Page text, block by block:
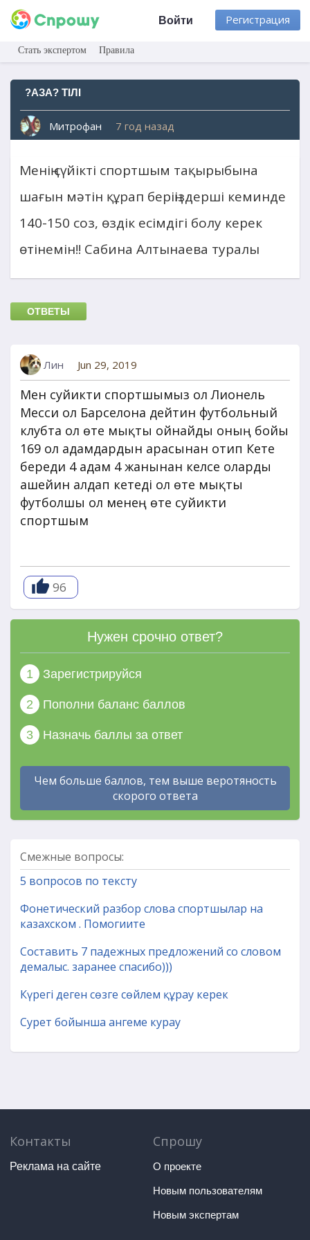
Регистрация
Войти
Стать экспертом Правила
?АЗА? ТIЛI
Митрофан 7 год назад
Менің сүйікті спортшым тақырыбына
шағын мәтін құрап беріңіздерші кеминде
140-150 соз, өздік есімдігі болу керек
өтінемін!! Сабина Алтынаева туралы
ОТВЕТЫ
Лин Jun 29, 2019
Мен суйикти спортшымыз ол Лионель
Месси ол Барселона дейтин футбольный
клубта ол өте мықты ойнайды оның бойы
169 ол адамдардын арасынан отип Кете
береди 4 адам 4 жанынан келсе оларды
ашейин алдап кетеді ол өте мықты
футболшы ол менең өте суйикти
спортшым
96
Нужен срочно ответ?
1 Зарегистрируйся
2 Пополни баланс баллов
3 Назначь баллы за ответ
Чем больше баллов, тем выше веротяность
скорого ответа
Смежные вопросы:
5 вопросов по тексту
Фонетический разбор слова спортшылар на
казахском . Помогиите
Составить 7 падежных предложений со словом
демалыс. заранее спасибо)))
Күрегі деген сөзге сөйлем құрау керек
Сурет бойынша ангеме курау
Контакты
Реклама на сайте
Спрошу
О проекте
Новым пользователям
Новым экспертам